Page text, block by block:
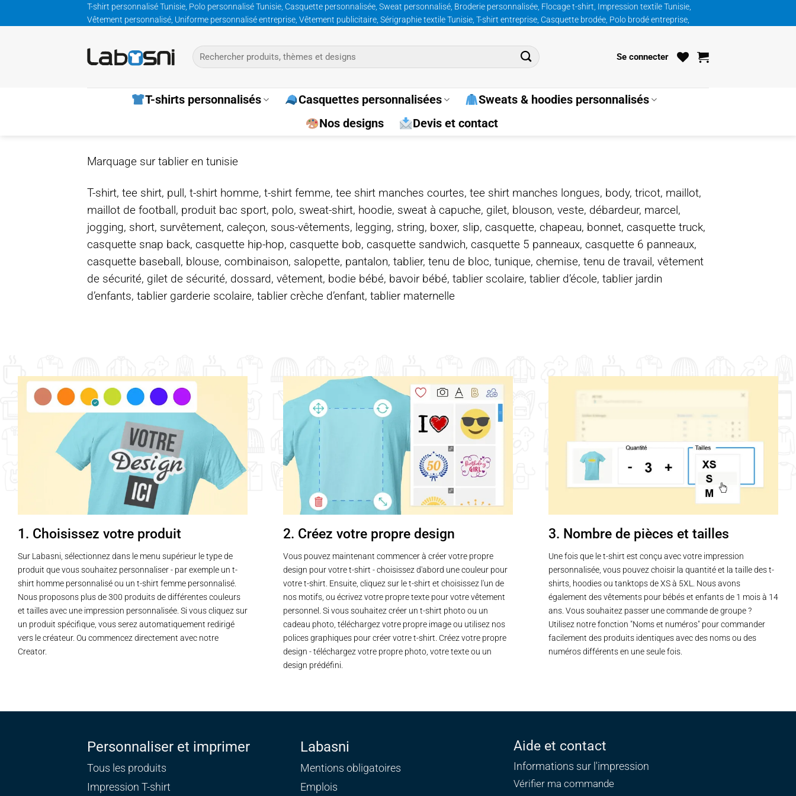
au
T-shirt personnalisé Tunisie, Polo personnalisé Tunisie, Casquette personnalisée, Sweat personnalisé, Broderie personnalisée, Flocage t-shirt, Impression textile Tunisie,
Vêtement personnalisé, Uniforme personnalisé entreprise, Vêtement publicitaire, Sérigraphie textile Tunisie, T-shirt entreprise, Casquette brodée, Polo brodé entreprise,
Recherche
pour :
Se connecter
T-shirts personnalisés Casquettes personnalisées
Sweats & hoodies personnalisés
Nos designs
Devis et contact
Marquage sur tablier en tunisie
T-shirt, tee shirt, pull, t-shirt homme, t-shirt femme, tee shirt manches courtes, tee shirt manches longues, body, tricot, maillot,
maillot de football, produit bac sport, polo, sweat-shirt, hoodie, sweat à capuche, gilet, blouson, veste, débardeur, marcel,
jogging, short, survêtement, caleçon, sous-vêtements, legging, string, boxer, slip, casquette, chapeau, bonnet, casquette truck,
casquette snap back, casquette hip-hop, casquette bob, casquette sandwich, casquette 5 panneaux, casquette 6 panneaux,
casquette baseball, blouse, combinaison, salopette, pantalon, tablier, tenu de bloc, tunique, chemise, tenu de travail, vêtement
de sécurité, gilet de sécurité, dossard, vêtement, bodie bébé, bavoir bébé, tablier scolaire, tablier d’école, tablier jardin
d’enfants, tablier garderie scolaire, tablier crèche d’enfant, tablier maternelle
1. Choisissez votre produit
Sur Labasni, sélectionnez dans le menu supérieur le type de
produit que vous souhaitez personnaliser - par exemple un t-
shirt homme personnalisé ou un t-shirt femme personnalisé.
Nous proposons plus de 300 produits de différentes couleurs
et tailles avec une impression personnalisée. Si vous cliquez sur
un produit spécifique, vous serez automatiquement redirigé
vers le créateur. Ou commencez directement avec notre
Creator.
2. Créez votre propre design
Vous pouvez maintenant commencer à créer votre propre
design pour votre t-shirt - choisissez d'abord une couleur pour
votre t-shirt. Ensuite, cliquez sur le t-shirt et choisissez l'un de
nos motifs, ou écrivez votre propre texte pour votre vêtement
personnel. Si vous souhaitez créer un t-shirt photo ou un
cadeau photo, téléchargez votre propre image ou utilisez nos
polices graphiques pour créer votre t-shirt. Créez votre propre
design - téléchargez votre propre photo, votre texte ou un
design prédéfini.
3. Nombre de pièces et tailles
Une fois que le t-shirt est conçu avec votre impression
personnalisée, vous pouvez choisir la quantité et la taille des t-
shirts, hoodies ou tanktops de XS à 5XL. Nous avons
également des vêtements pour bébés et enfants de 1 mois à 14
ans. Vous souhaitez passer une commande de groupe ?
Utilisez notre fonction "Noms et numéros" pour commander
facilement des produits identiques avec des noms ou des
numéros différents en une seule fois.
Personnaliser et imprimer
Tous les produits
Impression T-shirt
Labasni
Mentions obligatoires
Emplois
Aide et contact
Informations sur l'impression
Vérifier ma commande